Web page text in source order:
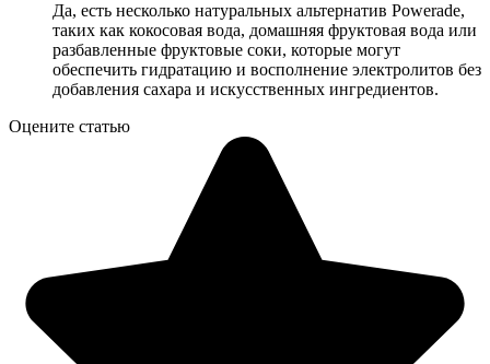
Да, есть несколько натуральных альтернатив Powerade,
таких как кокосовая вода, домашняя фруктовая вода или
разбавленные фруктовые соки, которые могут
обеспечить гидратацию и восполнение электролитов без
добавления сахара и искусственных ингредиентов.
Оцените статью